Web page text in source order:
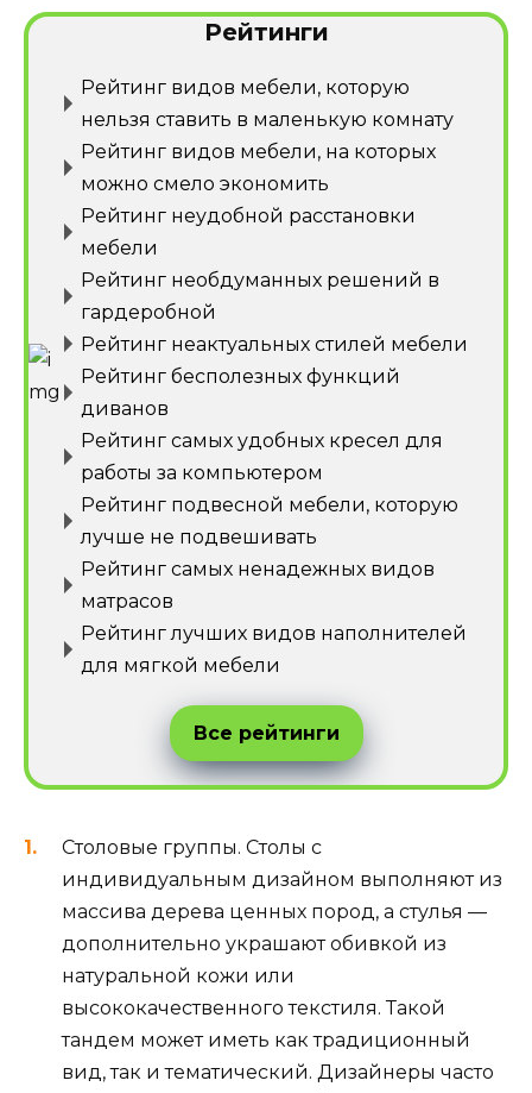
Рейтинги
Рейтинг видов мебели, которую
нельзя ставить в маленькую комнату
Рейтинг видов мебели, на которых
можно смело экономить
Рейтинг неудобной расстановки
мебели
Рейтинг необдуманных решений в
гардеробной
Рейтинг неактуальных стилей мебели
Рейтинг бесполезных функций
диванов
Рейтинг самых удобных кресел для
работы за компьютером
Рейтинг подвесной мебели, которую
лучше не подвешивать
Рейтинг самых ненадежных видов
матрасов
Рейтинг лучших видов наполнителей
для мягкой мебели
Все рейтинги
Столовые группы. Столы с
индивидуальным дизайном выполняют из
массива дерева ценных пород, а стулья —
дополнительно украшают обивкой из
натуральной кожи или
высококачественного текстиля. Такой
тандем может иметь как традиционный
вид, так и тематический. Дизайнеры часто